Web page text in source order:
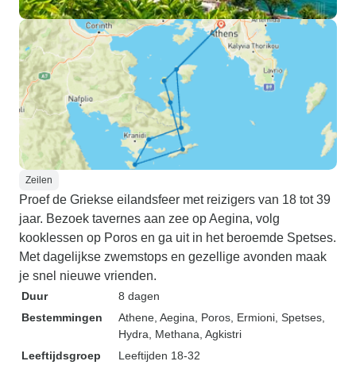
Zeilen
Proef de Griekse eilandsfeer met reizigers van 18 tot 39
jaar. Bezoek tavernes aan zee op Aegina, volg
kooklessen op Poros en ga uit in het beroemde Spetses.
Met dagelijkse zwemstops en gezellige avonden maak
je snel nieuwe vrienden.
Duur
8 dagen
Bestemmingen
Athene , Aegina , Poros , Ermioni , Spetses
Hydra , Methana , Agkistri
Leeftijdsgroep
Leeftijden 18-32